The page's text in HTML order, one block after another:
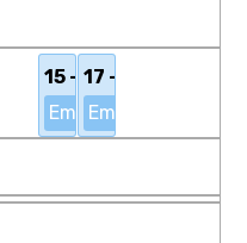
15 - 17 Uhr
Empfang Kasse
17 - 19 Uhr
Empfang Kasse